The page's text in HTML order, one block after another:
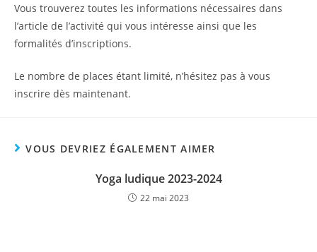
Vous trouverez toutes les informations nécessaires dans
l’article de l’activité qui vous intéresse ainsi que les
formalités d’inscriptions.
Le nombre de places étant limité, n’hésitez pas à vous
inscrire dès maintenant.
VOUS DEVRIEZ ÉGALEMENT AIMER
Yoga ludique 2023-2024
22 mai 2023